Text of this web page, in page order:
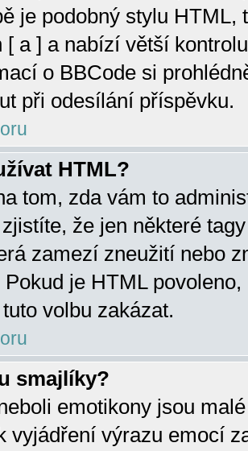
je podobný stylu HTML,
[ a ] a nabízí větší
o BBCode si
při odesílání příspěvku.
HTML?
tom, zda vám to
že jen některé
zamezí zneužití nebo
je HTML
volbu zakázat.
smajlíky?
emotikony jsou
vyjádření výrazu emocí